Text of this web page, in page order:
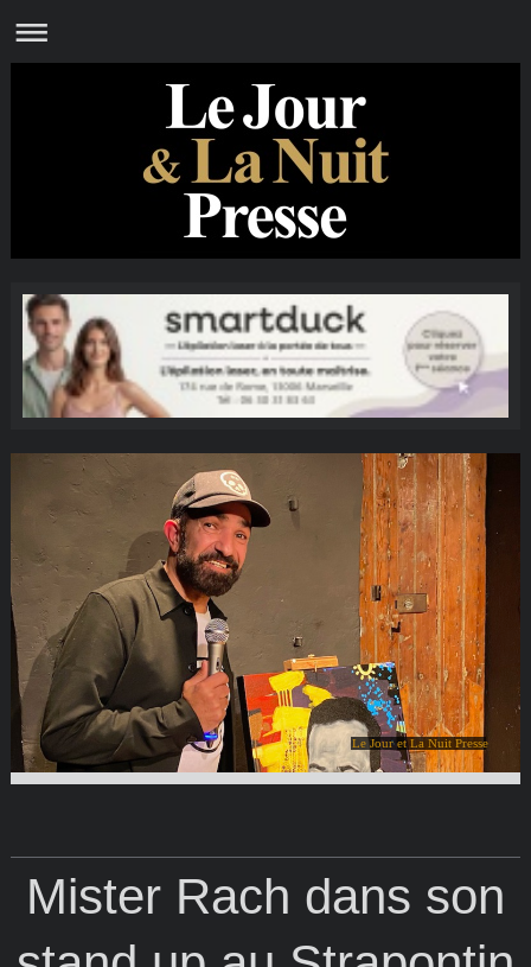
Le Jour et La Nuit Presse
Mister Rach dans son